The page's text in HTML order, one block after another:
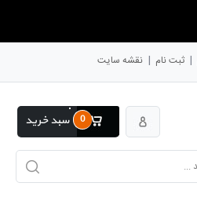
| ثبت نام | نقشه سایت
سبد خرید 0